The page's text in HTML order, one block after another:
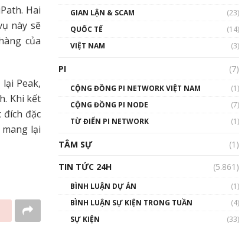
Hai
này sẽ
của
Peak,
Khi kết
đích đặc
lại
01:32:59
Talkshow17: Mùa đông
Crypto – Chiếc khăn gió ấm
01:49:30
Talkshow 14: MemeCoin –
GIAN LẬN & SCAM
(23)
QUỐC TẾ
(14)
VIỆT NAM
(3)
PI (7)
CỘNG ĐỒNG PI NETWORK VIỆT NAM
(1)
CỘNG ĐỒNG PI NODE
(7)
TỪ ĐIỂN PI NETWORK
(1)
TÂM SỰ
(1)
TIN TỨC 24H
(5.861)
BÌNH LUẬN DỰ ÁN
(1)
BÌNH LUẬN SỰ KIỆN TRONG TUẦN
(4)
SỰ KIỆN
(33)